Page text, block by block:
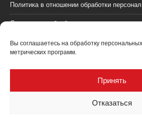
Вы соглашаетесь на обработку
метрических программ.
Принять
Отказаться
Политика в отношении обработки
Согласие на обработку персональных
Пользовательское соглашение (оферта)